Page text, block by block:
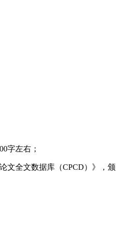
字左右；
文全文数据库（CPCD）》，颁